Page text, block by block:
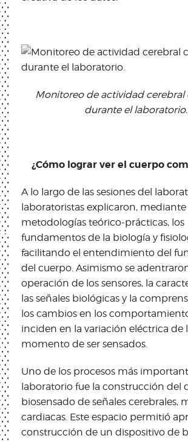
Monitoreo de actividad cerebral
durante el laboratorio.
¿Cómo lograr ver el cuerpo
A lo largo de las sesiones del
laboratoristas explicaron, mediante
metodologías teórico-prácticas, los
fundamentos de la biología y
facilitando el entendimiento del
del cuerpo. Asimismo se
operación de los sensores, la
las señales biológicas y la
los cambios en los
inciden en la variación eléctrica de
momento de ser sensados.
Uno de los procesos más
laboratorio fue la construcción del
biosensado de señales cerebrales,
cardiacas. Este espacio permitió
construcción de un dispositivo de